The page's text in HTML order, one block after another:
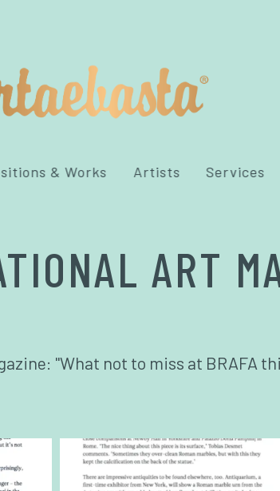
& Works Artists Services
ART
"What not to miss at BRAFA